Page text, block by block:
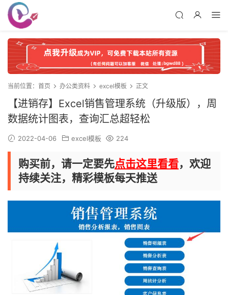
当前位置： 首页 办公类资料 excel模板 正文
【进销存】Excel销售管理系统（升级版），周
数据统计图表，查询汇总超轻松
2022-04-06 excel模板 224
购买前，请一定要先点击这里看看，欢迎
持续关注，精彩模板每天推送